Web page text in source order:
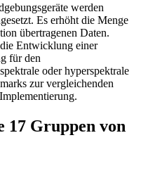
werden
Es erhöht die Menge
übertragenen Daten.
Entwicklung einer
für den
oder hyperspektrale
zur vergleichenden
17 Gruppen von